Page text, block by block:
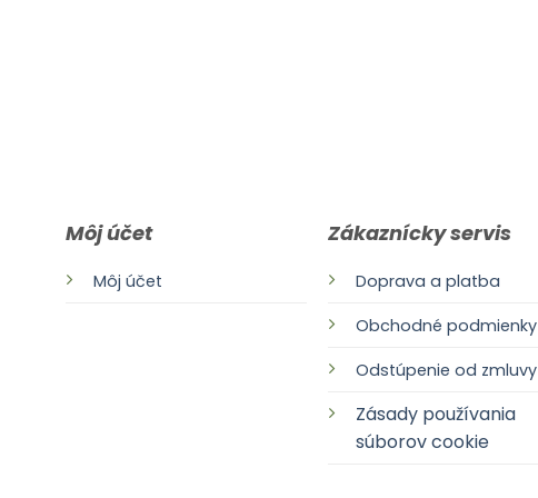
Môj účet
Môj účet
Zákaznícky servis
Doprava a platba
Obchodné podmienky
Odstúpenie od zmluvy
Zásady používania
súborov cookie